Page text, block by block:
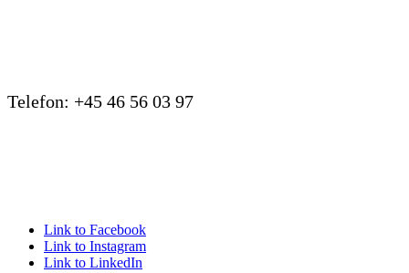
Telefon: +45 46 56 03 97
Link to Facebook
Link to Instagram
Link to LinkedIn